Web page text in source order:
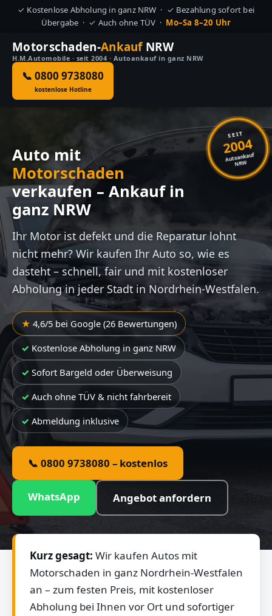
✓ Kostenlose Abholung in ganz NRW · ✓ Bezahlung sofort bei
Übergabe · ✓ Auch ohne TÜV · Mo–Sa 8–20 Uhr
Motorschaden-AnkaufNRW
H.M.Automobile · seit 2004 · Autoankauf in ganz NRW
📞 0800 9738080
kostenlose Hotline
SEIT
2004
Autoankauf
NRW
Auto mit
Motorschaden
verkaufen – Ankauf in
ganz NRW
Ihr Motor ist defekt und die Reparatur lohnt
nicht mehr? Wir kaufen Ihr Auto so, wie es
dasteht – schnell, fair und mit kostenloser
Abholung in jeder Stadt in Nordrhein-Westfalen.
4,6/5 bei Google (26 Bewertungen)
Kostenlose Abholung in ganz NRW
Sofort Bargeld oder Überweisung
Auch ohne TÜV & nicht fahrbereit
Abmeldung inklusive
📞 0800 9738080 – kostenlos
WhatsApp Angebot anfordern
Kurz gesagt: Wir kaufen Autos mit
Motorschaden in ganz Nordrhein-Westfalen
an – zum festen Preis, mit kostenloser
Abholung bei Ihnen vor Ort und sofortiger